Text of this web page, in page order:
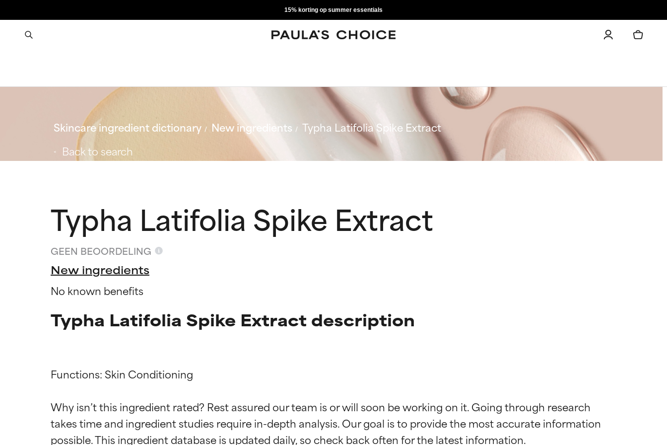
15% korting op summer essentials
Skincare ingredient dictionary New ingredients
Typha Latifolia Spike Extract
Back to search
Typha Latifolia Spike Extract
GEEN BEOORDELING
New ingredients
No known benefits
Typha Latifolia Spike Extract description
Functions: Skin Conditioning
Why isn’t this ingredient rated? Rest assured our team is or will soon be working on it. Going through research
takes time and ingredient studies require in-depth analysis. Our goal is to provide the most accurate information
Beoordelingen van ingrediënten
BESTE
Beoordelingen van ingrediënten
BESTE